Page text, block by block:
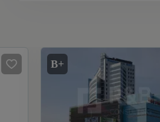
B+